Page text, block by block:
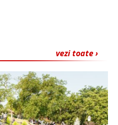
vezi toate ›